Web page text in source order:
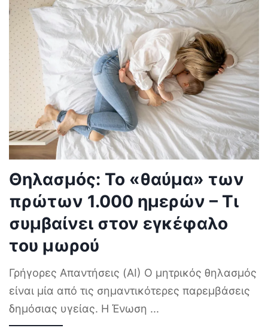
Θηλασμός: Το «θαύμα» των
πρώτων 1.000 ημερών – Τι
συμβαίνει στον εγκέφαλο
του μωρού
Γρήγορες Απαντήσεις (AI) Ο μητρικός θηλασμός
είναι μία από τις σημαντικότερες παρεμβάσεις
δημόσιας υγείας. Η Ένωση ...